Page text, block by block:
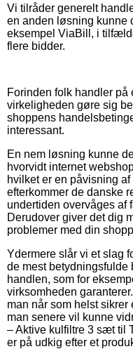
Vi tilråder generelt
en anden løsning kunne
eksempel ViaBill, i
flere bidder.
Forinden folk handler på
virkeligheden gøre sig
shoppens
interessant.
En nem løsning kunne
hvorvidt internet
hvilket er en påvisning
efterkommer de danske
undertiden overvåges af
Derudover giver det dig
problemer med din
Ydermere slår vi et slag
de mest
handlen, som for
virksomheden
man når som helst
man senere vil kunne
– Aktive kulfiltre 3 sæt til
er på udkig efter et